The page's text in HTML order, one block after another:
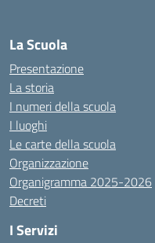
La Scuola
Presentazione
La storia
I numeri della scuola
I luoghi
Le carte della scuola
Organizzazione
Organigramma 2025-2026
Decreti
I Servizi